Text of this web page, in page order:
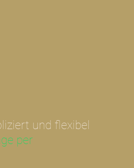
und flexibel
per